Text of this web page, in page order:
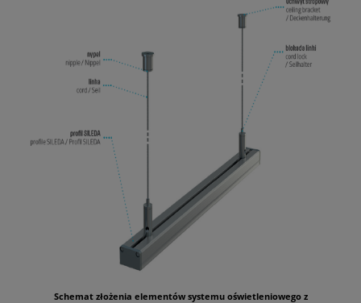
Schemat złożenia elementów systemu oświetleniowego z